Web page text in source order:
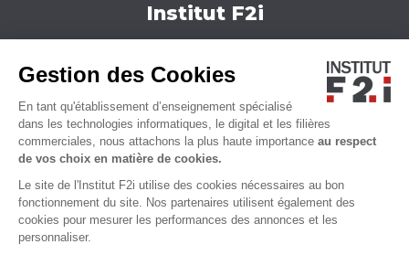
Gestion des Cookies
En tant qu'établissement d’enseignement spécialisé
dans les technologies informatiques, le digital et les filières
commerciales, nous attachons la plus haute importance au respect
de vos choix en matière de cookies.
Le site de l'Institut F2i utilise des cookies nécessaires au bon
fonctionnement du site. Nos partenaires utilisent également des
cookies pour mesurer les performances des annonces et les
personnaliser.
Institut F2i
Actualités
Qui sommes-nous ?
Accessibilité